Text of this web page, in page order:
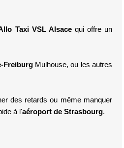
Taxi VSL Alsace qui offre un
Freiburg Mulhouse, ou les autres
des retards ou même manquer
à l'aéroport de Strasbourg.